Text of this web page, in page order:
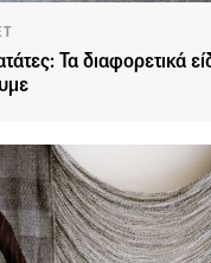
Τα διαφορετικά